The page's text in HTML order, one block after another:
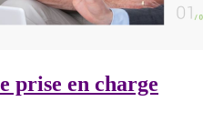
prise en charge